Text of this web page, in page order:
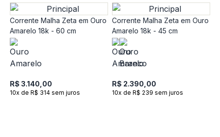
Corrente Malha Zeta em Ouro
Amarelo 18k - 60 cm
R$ 3.140,00
10x de R$ 314 sem juros
Corrente Malha Zeta em Ouro
Amarelo 18k - 45 cm
R$ 2.390,00
10x de R$ 239 sem juros